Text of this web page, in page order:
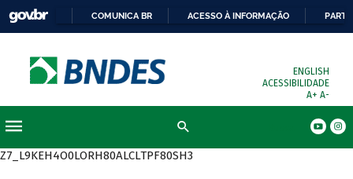
COMUNICA BR ACESSO À INFORMAÇÃO
ENGLISH
ACESSIBILIDADE
A+ A-
Z7_L9KEH4O0LORH80ALCLTPF80SH3